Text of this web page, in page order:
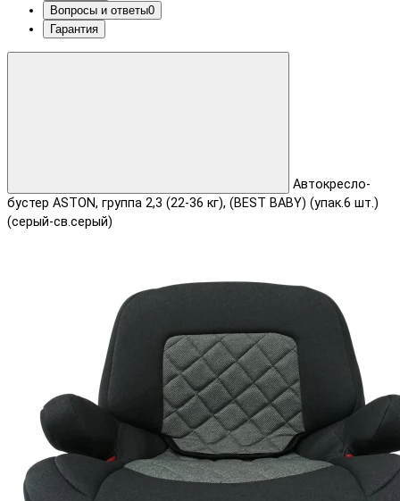
Вопросы и ответы0
Гарантия
Автокресло-
бустер ASTON, группа 2,3 (22-36 кг), (BEST BABY) (упак.6 шт.)
(серый-св.серый)